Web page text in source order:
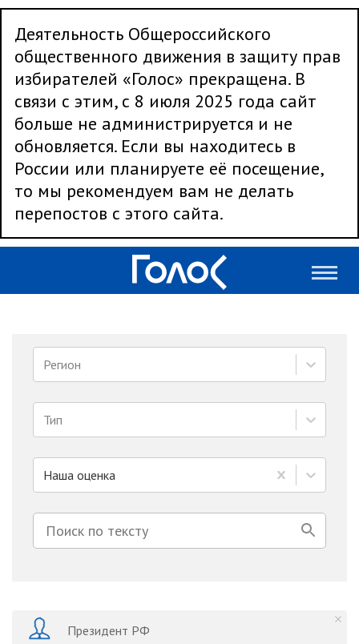
Деятельность Общероссийского
общественного движения в защиту прав
избирателей «Голос» прекращена. В
связи с этим, с 8 июля 2025 года сайт
больше не администрируется и не
обновляется. Если вы находитесь в
России или планируете её посещение,
то мы рекомендуем вам не делать
перепостов с этого сайта.
Регион
Тип
Наша оценка
Президент РФ